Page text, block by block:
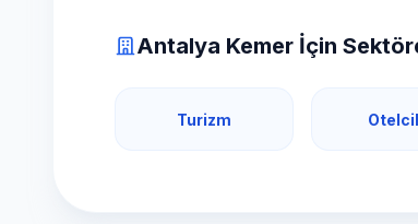
Antalya Kemer İçin
Turizm